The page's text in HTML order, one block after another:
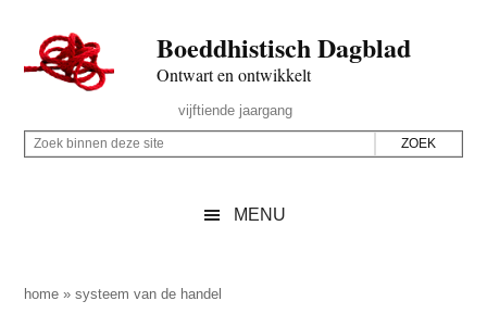
naar
de
inhoud
secondary
naar
de
sidebar
naar
de
Boeddhistisch Dagblad
Ontwart en ontwikkelt
Rechts
vijftiende jaargang
Z
p
Z
i
MENU
home »systeem van de handel